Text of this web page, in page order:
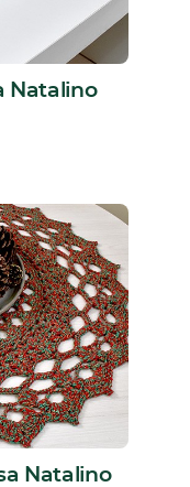
Natalino
Natalino